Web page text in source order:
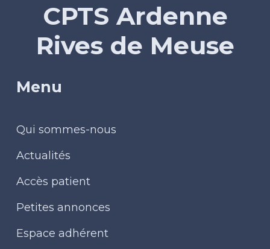
CPTS Ardenne
Rives de Meuse
Menu
Qui sommes-nous
Actualités
Accès patient
Petites annonces
Espace adhérent